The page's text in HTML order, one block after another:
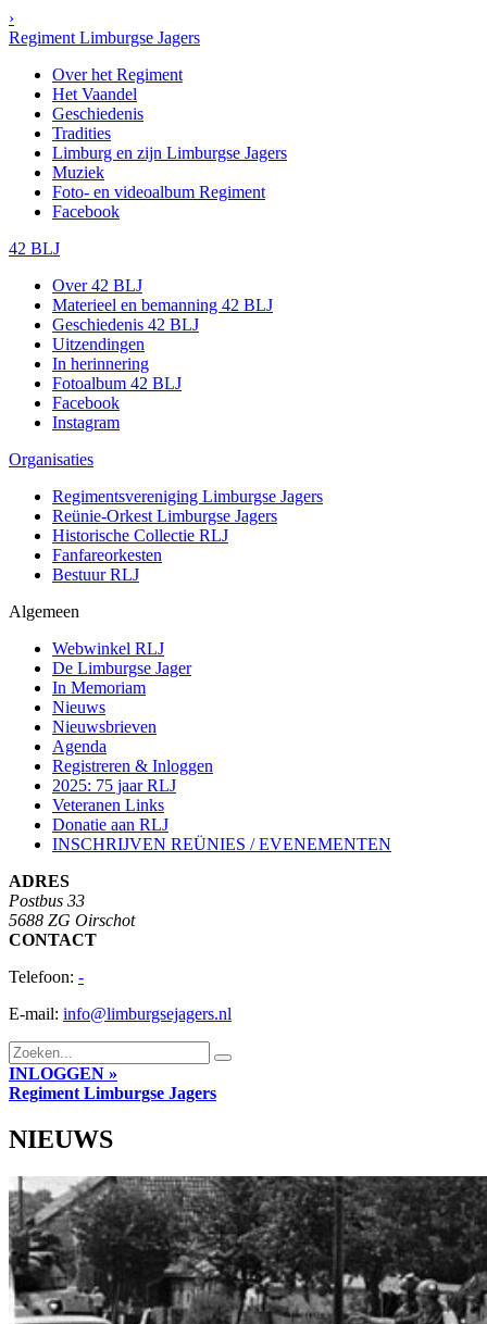
›
Regiment Limburgse Jagers
Over het Regiment
Het Vaandel
Geschiedenis
Tradities
Limburg en zijn Limburgse Jagers
Muziek
Foto- en videoalbum Regiment
Facebook
42 BLJ
Over 42 BLJ
Materieel en bemanning 42 BLJ
Geschiedenis 42 BLJ
Uitzendingen
In herinnering
Fotoalbum 42 BLJ
Facebook
Instagram
Organisaties
Regimentsvereniging Limburgse Jagers
Reünie-Orkest Limburgse Jagers
Historische Collectie RLJ
Fanfareorkesten
Bestuur RLJ
Algemeen
Webwinkel RLJ
De Limburgse Jager
In Memoriam
Nieuws
Nieuwsbrieven
Agenda
Registreren & Inloggen
2025: 75 jaar RLJ
Veteranen Links
Donatie aan RLJ
INSCHRIJVEN REÜNIES / EVENEMENTEN
ADRES
Postbus 33
5688 ZG Oirschot
CONTACT
Telefoon: -
E-mail: info@limburgsejagers.nl
INLOGGEN »
Regiment Limburgse Jagers
NIEUWS